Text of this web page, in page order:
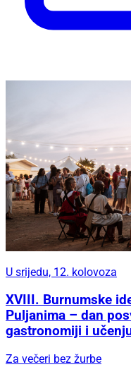
U srijedu, 12. kolovoza
XVIII. Burnumske
Puljanima – dan
gastronomiji i
Za večeri bez žurbe